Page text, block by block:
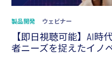
製品開発 ウェビナー
【即日視聴可能】AI時
者ニーズを捉えたイノ